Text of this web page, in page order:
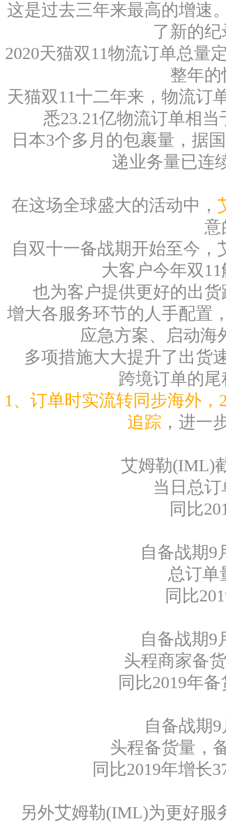
这是过去三年来最高的增速
了新的
2020天猫双11物流订单总量
整年
天猫双11十二年来，物流订
悉23.21亿物流订单相
日本3个多月的包裹量，据
递业务量已连
在这场全球盛大的活动中，
意
自双十一备战期开始至今
大客户今年双
也为客户提供更好的出
增大各服务环节的人手配置
应急方案、启动海
多项措施大大提升了出货
跨境订单的
1、订单时实流转同步海外
追踪 ，进一
艾姆勒(IML)
当日总订
同比
自备战期9
总订单
同比
自备战期9
头程商家备
同比2019年
自备战期
头程备货量，
同比2019年增长
另外艾姆勒(IML)为更好服